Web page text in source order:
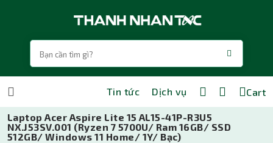
Tin tức Dịch vụ Cart
Laptop Acer Aspire Lite 15 AL15-41P-R3U5
NX.J53SV.001 (Ryzen 7 5700U/ Ram 16GB/ SSD
512GB/ Windows 11 Home/ 1Y/ Bạc)